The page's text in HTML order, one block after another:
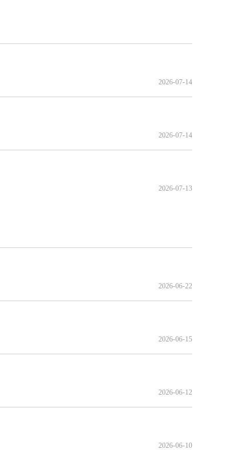
2026-07-14
2026-07-14
2026-07-13
2026-06-22
2026-06-15
2026-06-12
2026-06-10